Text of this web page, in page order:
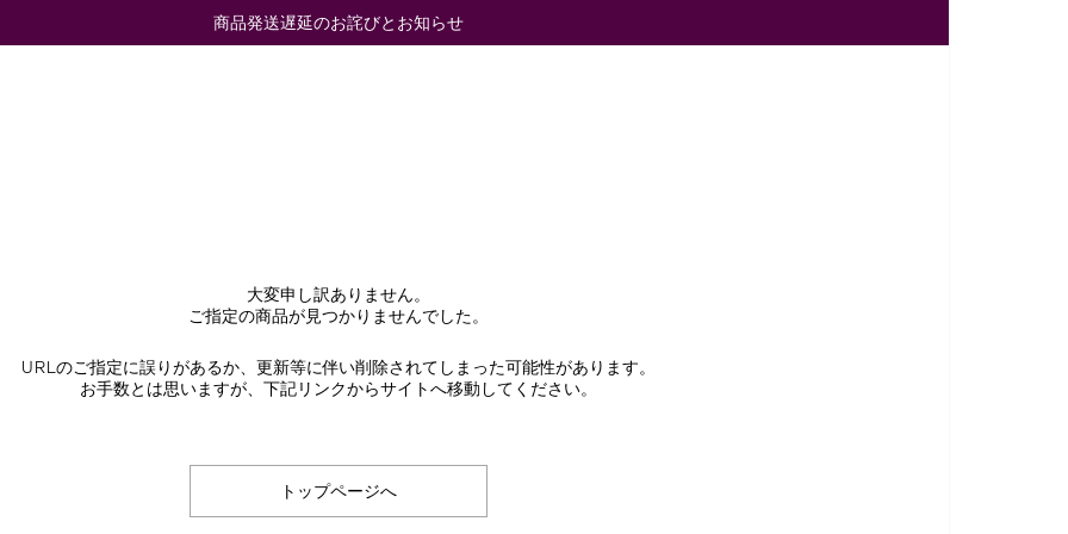
商品発送遅延のお詫びとお知らせ
大変申し訳ありません。
ご指定の商品が見つかりませんでした。
URLのご指定に誤りがあるか、更新等に伴い削除されてしまった可能性があります。
お手数とは思いますが、下記リンクからサイトへ移動してください。
トップページへ